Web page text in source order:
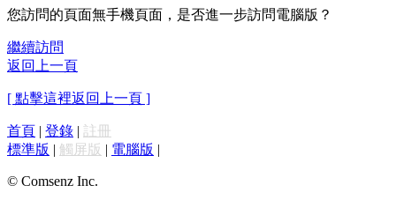
您訪問的頁面無手機頁面，是否進一步訪問電腦版？
繼續訪問
返回上一頁
[ 點擊這裡返回上一頁 ]
首頁 | 登錄 | 註冊
標準版 | 觸屏版 | 電腦版 |
© Comsenz Inc.